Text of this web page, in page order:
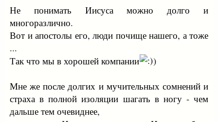
ли, Которого Отец освятил и послал в мир, вы
говорите: "богохульствуешь", потому что Я сказал: "Я
Сын Божий"?" (Ин. 10:34-36).
В евангелиях они также постоянно прилагаются
Иисусом ко всем людям, а не к себе исключительно
("будьте совершенны, как совершен Отец ваш
Небесный" и т.п.)
Привычные интерпретации мотивов членов
синедриона, сводящиеся к их сопротивлению
претензии Иисуса на божественность, совершенно
Не понимать Иисуса можно долго и
многоразлично.
Вот и апостолы его, люди почище нашего, а тоже
...
Так что мы в хорошей компании
)
Мне же после долгих и мучительных сомнений и
страха в полной изоляции шагать в ногу - чем
дальше тем очевиднее,